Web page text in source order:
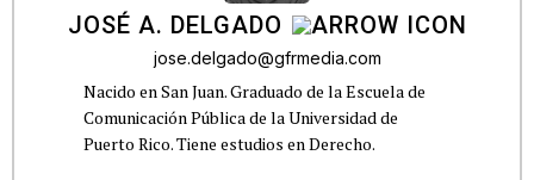
JOSÉ A. DELGADO
jose.delgado@gfrmedia.com
Nacido en San Juan. Graduado de la Escuela de
Comunicación Pública de la Universidad de
Puerto Rico. Tiene estudios en Derecho.